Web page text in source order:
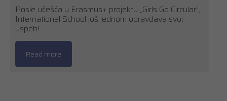
Posle učešća u Erasmus+ projektu „Girls Go Circular”,
International School još jednom opravdava svoj
uspeh!
Read more